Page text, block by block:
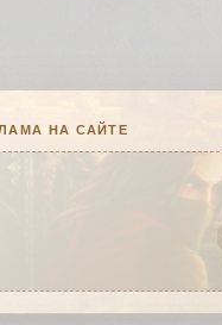
НА САЙТЕ